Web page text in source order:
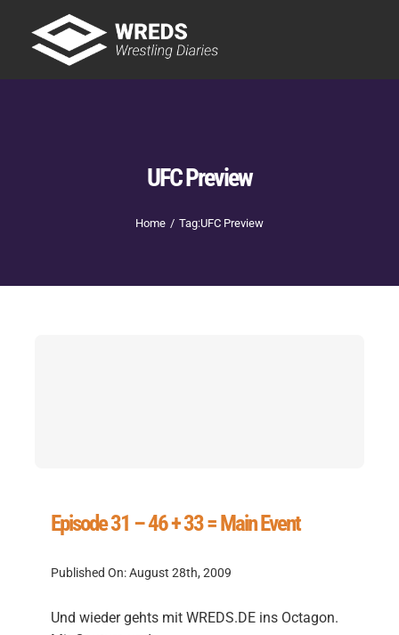
content
UFC Preview
Home Tag:UFC Preview
Episode 31 – 46 + 33 = Main Event
Published On: August 28th, 2009
Und wieder gehts mit WREDS.DE ins Octagon.